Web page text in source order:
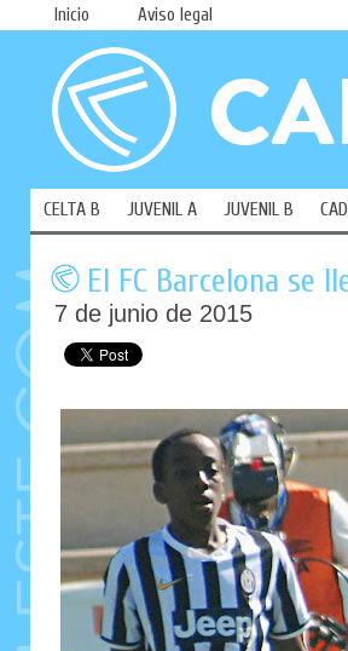
Inicio Aviso legal
CELTA B JUVENIL A JUVENIL B
El FC Barcelona se
7 de junio de 2015